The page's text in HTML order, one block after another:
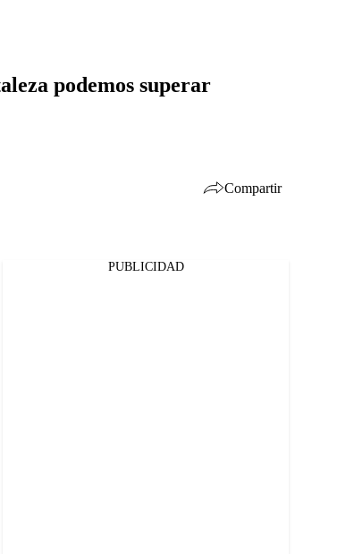
podemos superar
Compartir
PUBLICIDAD